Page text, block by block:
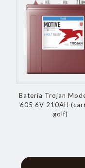
Batería Trojan
605 6V 210AH
golf)